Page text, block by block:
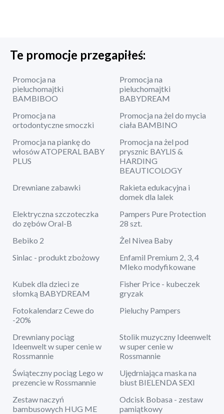
Te promocje przegapiłeś:
Promocja na
pieluchomajtki
BAMBIBOO
Promocja na
pieluchomajtki
BABYDREAM
Promocja na
ortodontyczne smoczki
Promocja na żel do mycia
ciała BAMBINO
Promocja na piankę do
włosów ATOPERAL BABY
PLUS
Promocja na żel pod
prysznic BAYLIS &
HARDING
BEAUTICOLOGY
Drewniane zabawki
Rakieta edukacyjna i
domek dla lalek
Elektryczna szczoteczka
do zębów Oral-B
Pampers Pure Protection
28 szt.
Bebiko 2
Żel Nivea Baby
Sinlac - produkt zbożowy
Enfamil Premium 2, 3, 4
Mleko modyfikowane
Kubek dla dzieci ze
słomką BABYDREAM
Fisher Price - kubeczek
gryzak
Fotokalendarz Cewe do
-20%
Pieluchy Pampers
Drewniany pociąg
Ideenwelt w super cenie w
Rossmannie
Stolik muzyczny Ideenwelt
w super cenie w
Rossmannie
Świąteczny pociąg Lego w
prezencie w Rossmannie
Ujędrniająca maska na
biust BIELENDA SEXI
Zestaw naczyń
bambusowych HUG ME
Odcisk Bobasa - zestaw
pamiątkowy